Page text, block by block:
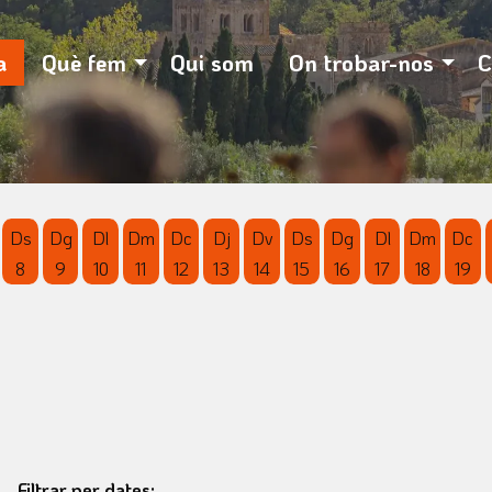
Què fem Qui som On trobar-nos
pausa per controlar-lo.
Ds
8
Dg
9
Dl
10
Dm
11
Dc
12
Dj
13
Dv
14
Ds
15
Dg
16
Dl
17
Dm
18
Dc
19